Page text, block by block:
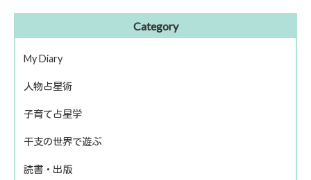
Category
My Diary
ピアノ再開
人物占星術
歴史上の人物
話題の人物
子育て占星学
干支の世界で遊ぶ
きのえねファイル
読書・出版